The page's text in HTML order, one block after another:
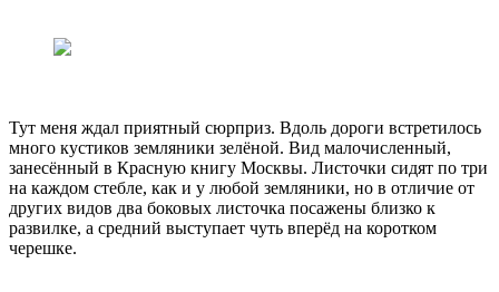
Тут меня ждал приятный сюрприз. Вдоль дороги встретилось
много кустиков земляники зелёной. Вид малочисленный,
занесённый в Красную книгу Москвы. Листочки сидят по три
на каждом стебле, как и у любой земляники, но в отличие от
других видов два боковых листочка посажены близко к
развилке, а средний выступает чуть вперёд на коротком
черешке.